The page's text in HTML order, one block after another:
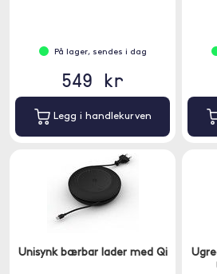
På lager, sendes i dag
549 kr
Legg i handlekurven
Unisynk bærbar lader med Qi